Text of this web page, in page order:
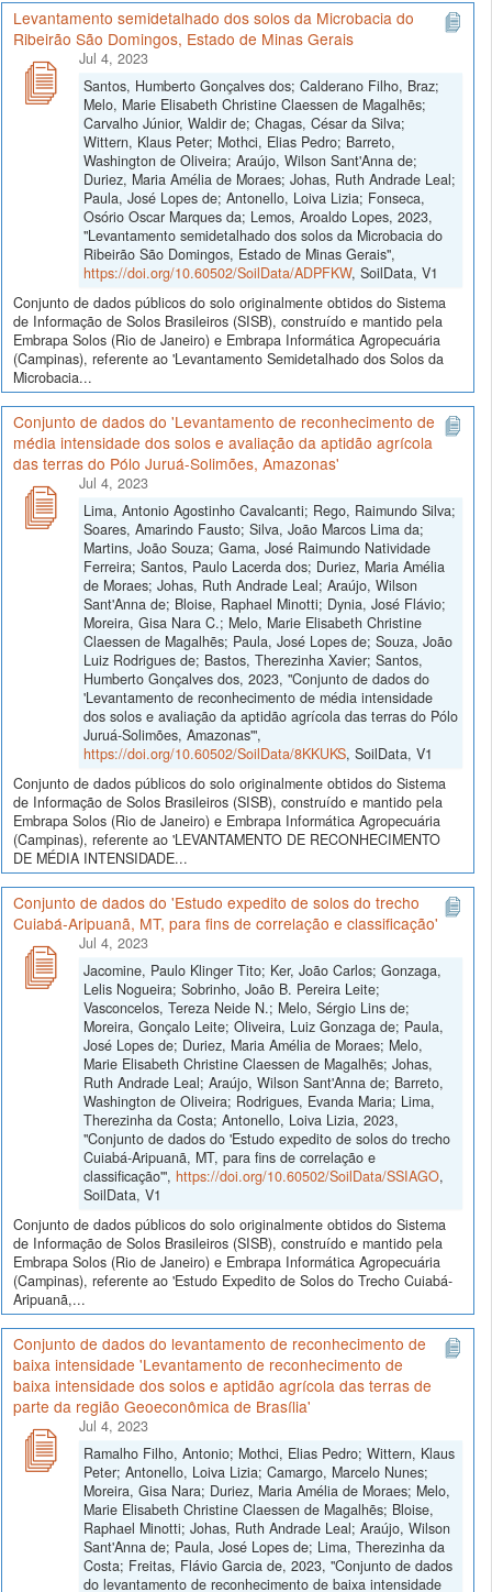
Levantamento semidetalhado dos solos da Microbacia do
Ribeirão São Domingos, Estado de Minas Gerais
Jul 4, 2023
Santos, Humberto Gonçalves dos; Calderano Filho, Braz;
Melo, Marie Elisabeth Christine Claessen de Magalhẽs;
Carvalho Júnior, Waldir de; Chagas, César da Silva;
Wittern, Klaus Peter; Mothci, Elias Pedro; Barreto,
Washington de Oliveira; Araújo, Wilson Sant'Anna de;
Duriez, Maria Amélia de Moraes; Johas, Ruth Andrade Leal;
Paula, José Lopes de; Antonello, Loiva Lizia; Fonseca,
Osório Oscar Marques da; Lemos, Aroaldo Lopes, 2023,
"Levantamento semidetalhado dos solos da Microbacia do
Ribeirão São Domingos, Estado de Minas Gerais",
https://doi.org/10.60502/SoilData/ADPFKW, SoilData, V1
Conjunto de dados públicos do solo originalmente obtidos do Sistema
de Informação de Solos Brasileiros (SISB), construído e mantido pela
Embrapa Solos (Rio de Janeiro) e Embrapa Informática Agropecuária
(Campinas), referente ao 'Levantamento Semidetalhado dos Solos da
Microbacia...
Conjunto de dados do 'Levantamento de reconhecimento de
média intensidade dos solos e avaliação da aptidão agrícola
das terras do Pólo Juruá-Solimões, Amazonas'
Jul 4, 2023
Lima, Antonio Agostinho Cavalcanti; Rego, Raimundo Silva;
Soares, Amarindo Fausto; Silva, João Marcos Lima da;
Martins, João Souza; Gama, José Raimundo Natividade
Ferreira; Santos, Paulo Lacerda dos; Duriez, Maria Amélia
de Moraes; Johas, Ruth Andrade Leal; Araújo, Wilson
Sant'Anna de; Bloise, Raphael Minotti; Dynia, José Flávio;
Moreira, Gisa Nara C.; Melo, Marie Elisabeth Christine
Claessen de Magalhẽs; Paula, José Lopes de; Souza, João
Luiz Rodrigues de; Bastos, Therezinha Xavier; Santos,
Humberto Gonçalves dos, 2023, "Conjunto de dados do
'Levantamento de reconhecimento de média intensidade
dos solos e avaliação da aptidão agrícola das terras do Pólo
Juruá-Solimões, Amazonas'",
https://doi.org/10.60502/SoilData/8KKUKS, SoilData, V1
Conjunto de dados públicos do solo originalmente obtidos do Sistema
de Informação de Solos Brasileiros (SISB), construído e mantido pela
Embrapa Solos (Rio de Janeiro) e Embrapa Informática Agropecuária
(Campinas), referente ao 'LEVANTAMENTO DE RECONHECIMENTO
DE MÉDIA INTENSIDADE...
Conjunto de dados do 'Estudo expedito de solos do trecho
Cuiabá-Aripuanã, MT, para fins de correlação e classificação'
Jul 4, 2023
Jacomine, Paulo Klinger Tito; Ker, João Carlos; Gonzaga,
Lelis Nogueira; Sobrinho, João B. Pereira Leite;
Vasconcelos, Tereza Neide N.; Melo, Sérgio Lins de;
Moreira, Gonçalo Leite; Oliveira, Luiz Gonzaga de; Paula,
José Lopes de; Duriez, Maria Amélia de Moraes; Melo,
Marie Elisabeth Christine Claessen de Magalhẽs; Johas,
Ruth Andrade Leal; Araújo, Wilson Sant'Anna de; Barreto,
Washington de Oliveira; Rodrigues, Evanda Maria; Lima,
Therezinha da Costa; Antonello, Loiva Lizia, 2023,
"Conjunto de dados do 'Estudo expedito de solos do trecho
Cuiabá-Aripuanã, MT, para fins de correlação e
classificação'", https://doi.org/10.60502/SoilData/SSIAGO,
SoilData, V1
Conjunto de dados públicos do solo originalmente obtidos do Sistema
de Informação de Solos Brasileiros (SISB), construído e mantido pela
Embrapa Solos (Rio de Janeiro) e Embrapa Informática Agropecuária
(Campinas), referente ao 'Estudo Expedito de Solos do Trecho Cuiabá-
Aripuanã,...
Conjunto de dados do levantamento de reconhecimento de
baixa intensidade 'Levantamento de reconhecimento de
baixa intensidade dos solos e aptidão agrícola das terras de
parte da região Geoeconômica de Brasília'
Jul 4, 2023
Ramalho Filho, Antonio; Mothci, Elias Pedro; Wittern, Klaus
Peter; Antonello, Loiva Lizia; Camargo, Marcelo Nunes;
Moreira, Gisa Nara; Duriez, Maria Amélia de Moraes; Melo,
Marie Elisabeth Christine Claessen de Magalhẽs; Bloise,
Raphael Minotti; Johas, Ruth Andrade Leal; Araújo, Wilson
Sant'Anna de; Paula, José Lopes de; Lima, Therezinha da
Costa; Freitas, Flávio Garcia de, 2023, "Conjunto de dados
do levantamento de reconhecimento de baixa intensidade